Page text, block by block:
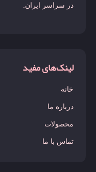
در سراسر ایران.
لینک‌های مفید
خانه
درباره ما
محصولات
تماس با ما